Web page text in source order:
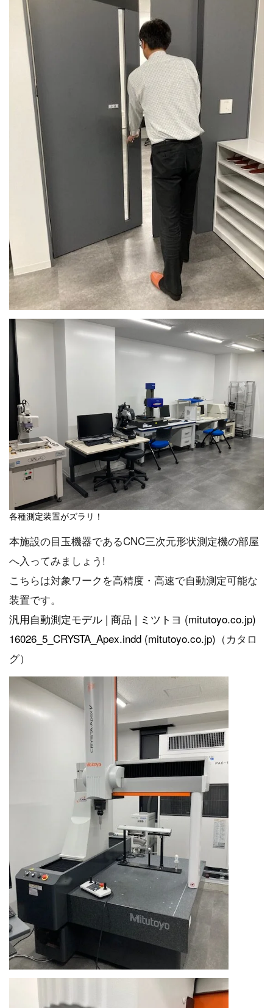
各種測定装置がズラリ！
本施設の目玉機器であるCNC三次元形状測定機の部屋
へ入ってみましょう!
こちらは対象ワークを高精度・高速で自動測定可能な
装置です。
汎用自動測定モデル | 商品 | ミツトヨ (mitutoyo.co.jp)
16026_5_CRYSTA_Apex.indd (mitutoyo.co.jp) （カタロ
グ）